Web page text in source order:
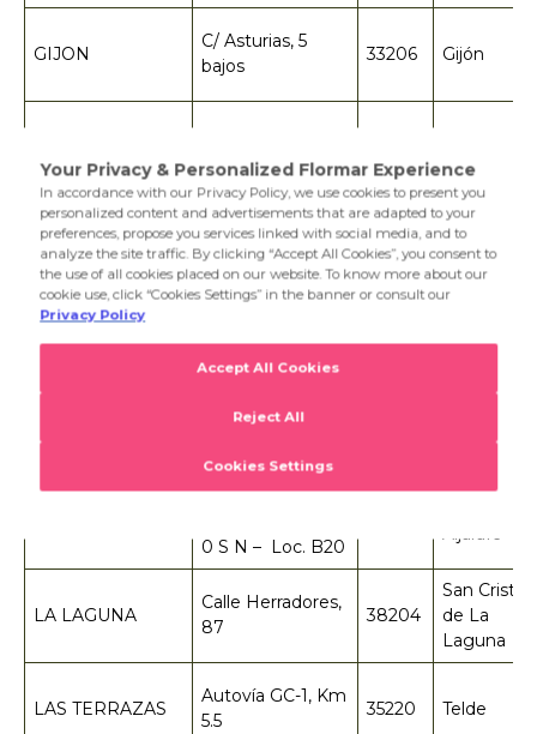
GIJON
C/ Asturias, 5
bajos
33206 Gijón
GIRONA C/ Argenteria, 13 17004 Girona
Vega Monroy – 21
Avda
0 S N – Loc. B20
Aljarafe
LA LAGUNA
Calle Herradores,
87
38204
San
de La
Laguna
LAS TERRAZAS
Autovía GC-1, Km
5.5
35220 Telde